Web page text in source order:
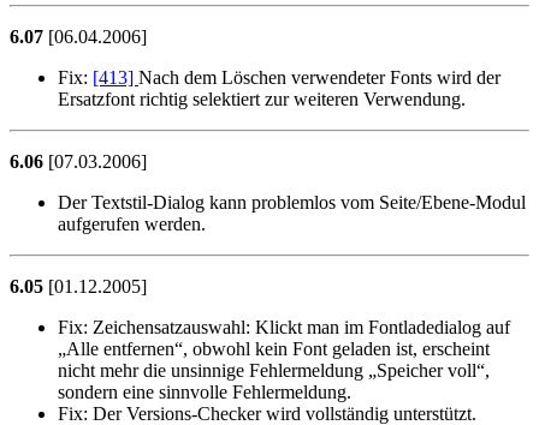
6.07 [06.04.2006]
Fix: [413] Nach dem Löschen verwendeter Fonts wird der
Ersatzfont richtig selektiert zur weiteren Verwendung.
6.06 [07.03.2006]
Der Textstil-Dialog kann problemlos vom Seite/Ebene-Modul
aufgerufen werden.
6.05 [01.12.2005]
Fix: Zeichensatzauswahl: Klickt man im Fontladedialog auf
Alle entfernen , obwohl kein Font geladen ist, erscheint
nicht mehr die unsinnige Fehlermeldung
Speicher voll ,
sondern eine sinnvolle Fehlermeldung.
Fix: Der Versions-Checker wird vollständig unterstützt.